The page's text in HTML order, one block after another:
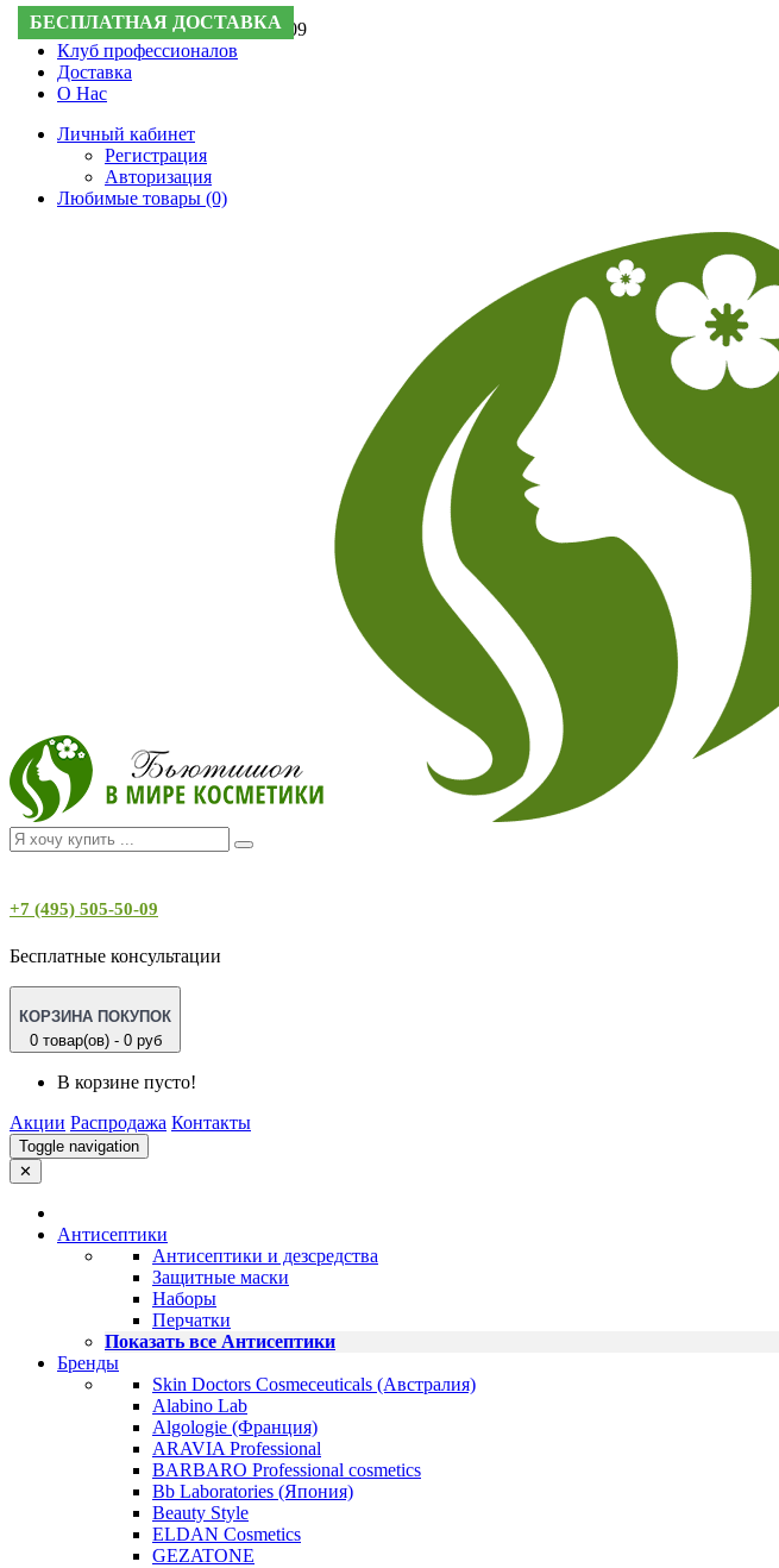
Поддержка: +7 (495) 505-50-09
Клуб профессионалов
Доставка
О Нас
Личный кабинет
Регистрация
Авторизация
Любимые товары (0)
+7 (495) 505-50-09
Бесплатные консультации
КОРЗИНА ПОКУПОК
0 товар(ов) - 0 руб
В корзине пусто!
Акции Распродажа Контакты
Toggle navigation
✕
Антисептики
Антисептики и дезсредства
Защитные маски
Наборы
Перчатки
Показать все Антисептики
Бренды
Skin Doctors Cosmeceuticals (Австралия)
Alabino Lab
Algologie (Франция)
ARAVIA Professional
BARBARO Professional cosmetics
Bb Laboratories (Япония)
Beauty Style
ELDAN Cosmetics
GEZATONE
БЕСПЛАТНАЯ ДОСТАВКА
БЕСПЛАТНАЯ ДОСТАВКА
БЕСПЛАТНАЯ ДОСТАВКА
БЕСПЛАТНАЯ ДОСТАВКА